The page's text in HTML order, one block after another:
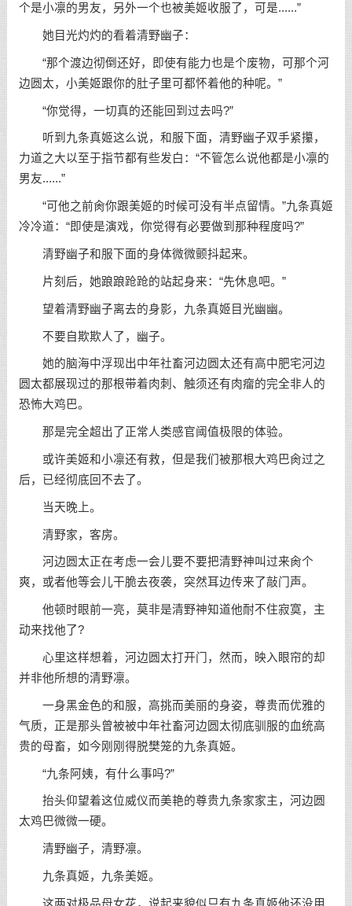
个是小凛的男友，另外一个也被美姬收服了，可是......”
她目光灼灼的看着清野幽子：
“那个渡边彻倒还好，即使有能力也是个废物，可那个河
边圆太，小美姬跟你的肚子里可都怀着他的种呢。”
“你觉得，一切真的还能回到过去吗?”
听到九条真姬这么说，和服下面，清野幽子双手紧攥，
力道之大以至于指节都有些发白：“不管怎么说他都是小凛的
男友......”
“可他之前肏你跟美姬的时候可没有半点留情。”九条真姬
冷冷道：“即使是演戏，你觉得有必要做到那种程度吗?”
清野幽子和服下面的身体微微颤抖起来。
片刻后，她踉踉跄跄的站起身来：“先休息吧。”
望着清野幽子离去的身影，九条真姬目光幽幽。
不要自欺欺人了，幽子。
她的脑海中浮现出中年社畜河边圆太还有高中肥宅河边
圆太都展现过的那根带着肉刺、触须还有肉瘤的完全非人的
恐怖大鸡巴。
那是完全超出了正常人类感官阈值极限的体验。
或许美姬和小凛还有救，但是我们被那根大鸡巴肏过之
后，已经彻底回不去了。
当天晚上。
清野家，客房。
河边圆太正在考虑一会儿要不要把清野神叫过来肏个
爽，或者他等会儿干脆去夜袭，突然耳边传来了敲门声。
他顿时眼前一亮，莫非是清野神知道他耐不住寂寞，主
动来找他了?
心里这样想着，河边圆太打开门，然而，映入眼帘的却
并非他所想的清野凛。
一身黑金色的和服，高挑而美丽的身姿，尊贵而优雅的
气质，正是那头曾被被中年社畜河边圆太彻底驯服的血统高
贵的母畜，如今刚刚得脱樊笼的九条真姬。
“九条阿姨，有什么事吗?”
抬头仰望着这位威仪而美艳的尊贵九条家家主，河边圆
太鸡巴微微一硬。
清野幽子，清野凛。
九条真姬，九条美姬。